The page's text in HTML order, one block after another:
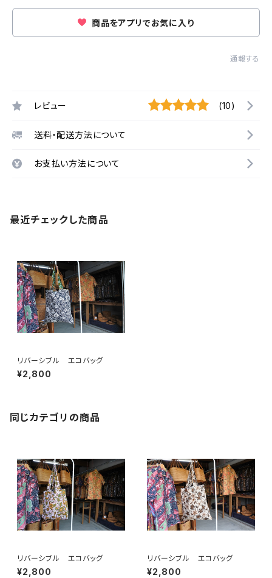
商品をアプリでお気に入り
通報する
レビュー (10)
送料・配送方法について
お支払い方法について
最近チェックした商品
リバーシブル エコバッグ
¥2,800
同じカテゴリの商品
リバーシブル エコバッグ
¥2,800
リバーシブル エコバッグ
¥2,800